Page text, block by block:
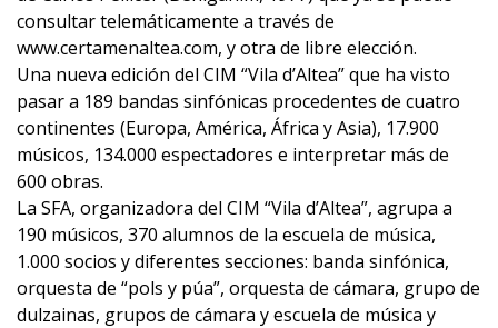
consultar telemáticamente a través de
www.certamenaltea.com, y otra de libre elección.
Una nueva edición del CIM “Vila d’Altea” que ha visto
pasar a 189 bandas sinfónicas procedentes de cuatro
continentes (Europa, América, África y Asia), 17.900
músicos, 134.000 espectadores e interpretar más de
600 obras.
La SFA, organizadora del CIM “Vila d’Altea”, agrupa a
190 músicos, 370 alumnos de la escuela de música,
1.000 socios y diferentes secciones: banda sinfónica,
orquesta de “pols y púa”, orquesta de cámara, grupo de
dulzainas, grupos de cámara y escuela de música y